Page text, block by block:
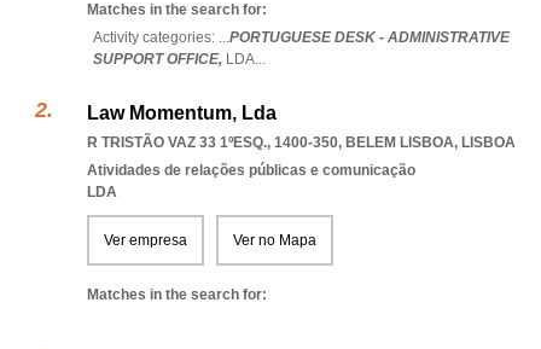
Matches in the search for:
Activity categories: ...PORTUGUESE DESK - ADMINISTRATIVE
SUPPORT OFFICE, LDA...
Law Momentum, Lda
R TRISTÃO VAZ 33 1ºESQ., 1400-350, BELEM LISBOA, LISBOA
Atividades de relações públicas e comunicação
LDA
Ver empresa Ver no Mapa
Matches in the search for: